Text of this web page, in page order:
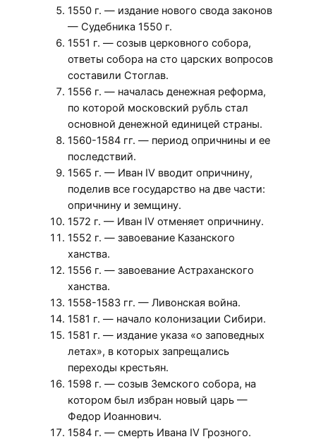
1550 г. — издание нового свода законов
— Судебника 1550 г.
1551 г. — созыв церковного собора,
ответы собора на сто царских вопросов
составили Стоглав.
1556 г. — началась денежная реформа,
по которой московский рубль стал
основной денежной единицей страны.
1560-1584 гг. — период опричнины и ее
последствий.
1565 г. — Иван IV вводит опричнину,
поделив все государство на две части:
опричнину и земщину.
1572 г. — Иван IV отменяет опричнину.
1552 г. — завоевание Казанского
ханства.
1556 г. — завоевание Астраханского
ханства.
1558-1583 гг. — Ливонская война.
1581 г. — начало колонизации Сибири.
1581 г. — издание указа «о заповедных
летах», в которых запрещались
переходы крестьян.
1598 г. — созыв Земского собора, на
котором был избран новый царь —
Федор Иоаннович.
1584 г. — смерть Ивана IV Грозного.